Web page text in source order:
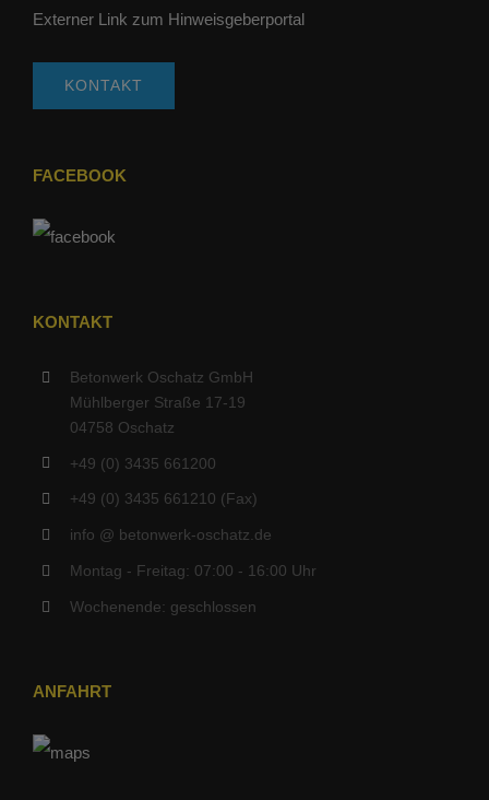
Externer Link zum Hinweisgeberportal
KONTAKT
FACEBOOK
KONTAKT
Betonwerk Oschatz GmbH
Mühlberger Straße 17-19
04758 Oschatz
+49 (0) 3435 661200
+49 (0) 3435 661210 (Fax)
info @ betonwerk-oschatz.de
Montag - Freitag: 07:00 - 16:00 Uhr
Wochenende: geschlossen
ANFAHRT